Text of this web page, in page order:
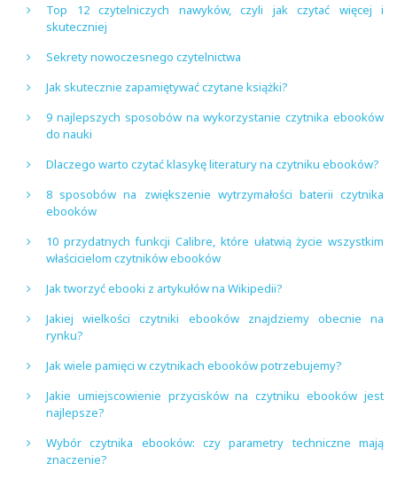
Top 12 czytelniczych nawyków, czyli jak czytać więcej i
skuteczniej
Sekrety nowoczesnego czytelnictwa
Jak skutecznie zapamiętywać czytane książki?
9 najlepszych sposobów na wykorzystanie czytnika ebooków
do nauki
Dlaczego warto czytać klasykę literatury na czytniku ebooków?
8 sposobów na zwiększenie wytrzymałości baterii czytnika
ebooków
10 przydatnych funkcji Calibre, które ułatwią życie wszystkim
właścicielom czytników ebooków
Jak tworzyć ebooki z artykułów na Wikipedii?
Jakiej wielkości czytniki ebooków znajdziemy obecnie na
rynku?
Jak wiele pamięci w czytnikach ebooków potrzebujemy?
Jakie umiejscowienie przycisków na czytniku ebooków jest
najlepsze?
Wybór czytnika ebooków: czy parametry techniczne mają
znaczenie?